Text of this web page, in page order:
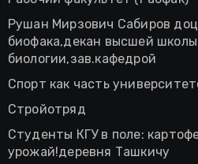
Рушан Мирзович Сабиров
биофака,декан высшей школы
биологии,зав.кафедрой
Спорт как часть
Стройотряд
Студенты КГУ в поле:
урожай!деревня Ташкичу